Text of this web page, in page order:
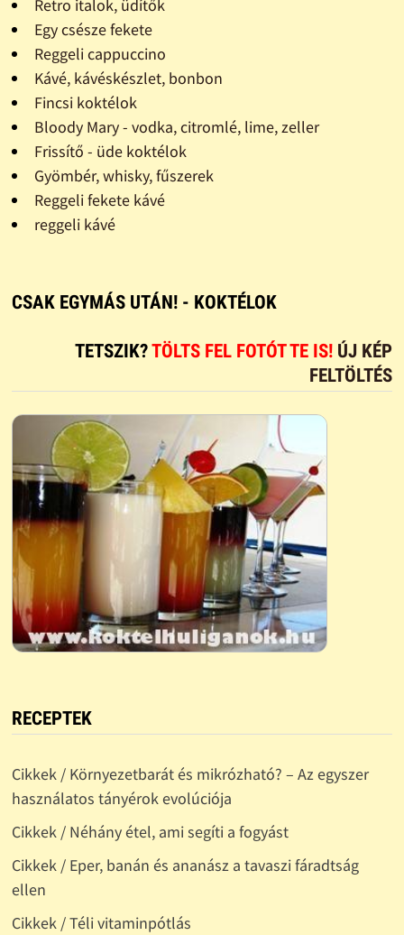
Retro italok, üdítők
Egy csésze fekete
Reggeli cappuccino
Kávé, kávéskészlet, bonbon
Fincsi koktélok
Bloody Mary - vodka, citromlé, lime, zeller
Frissítő - üde koktélok
Gyömbér, whisky, fűszerek
Reggeli fekete kávé
reggeli kávé
CSAK EGYMÁS UTÁN! - KOKTÉLOK
TETSZIK?TÖLTS FEL FOTÓT TE IS! ÚJ KÉP
FELTÖLTÉS
RECEPTEK
Cikkek / Környezetbarát és mikrózható? – Az egyszer
használatos tányérok evolúciója
Cikkek / Néhány étel, ami segíti a fogyást
Cikkek / Eper, banán és ananász a tavaszi fáradtság
ellen
Cikkek / Téli vitaminpótlás